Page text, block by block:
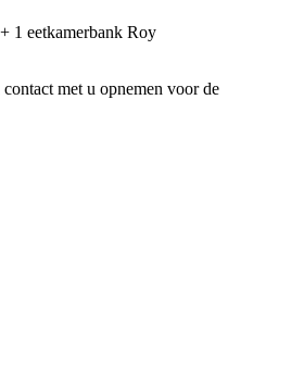
1 eetkamerbank Roy
met u opnemen voor de